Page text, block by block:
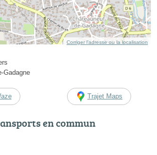
Corriger l’adresse ou la localisation
Gadagne
Trajet Maps
en commun